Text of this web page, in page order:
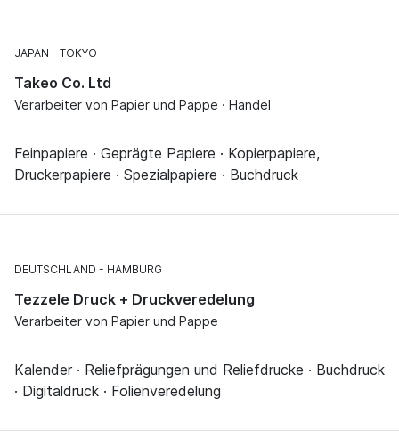
JAPAN TOKYO
Takeo Co. Ltd
Verarbeiter von Papier und Pappe · Handel
Feinpapiere · Geprägte Papiere · Kopierpapiere,
Druckerpapiere · Spezialpapiere · Buchdruck
DEUTSCHLAND HAMBURG
Tezzele Druck + Druckveredelung
Verarbeiter von Papier und Pappe
Kalender · Reliefprägungen und Reliefdrucke · Buchdruck
· Digitaldruck · Folienveredelung